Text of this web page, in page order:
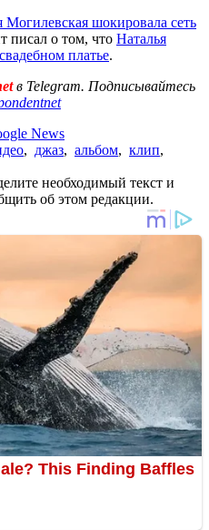
Могилевская шокировала сеть
писал о том, что Наталья
платье.
в Telegram. Подписывайтесь
News
, джаз, альбом, клип,
необходимый текст и
об этом редакции.